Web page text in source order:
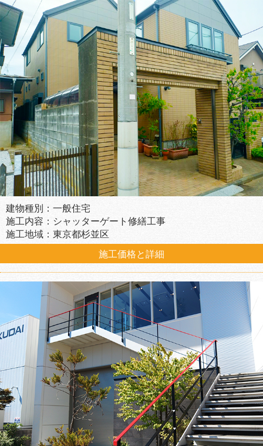
建物種別：一般住宅
施工内容：シャッターゲート修繕工事
施工地域：東京都杉並区
施工価格と詳細